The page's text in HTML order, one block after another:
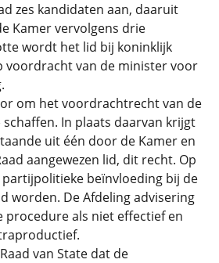
zes kandidaten aan, daaruit
Kamer vervolgens drie
wordt het lid bij koninklijk
voordracht van de minister voor
om het voordrachtrecht van de
schaffen. In plaats daarvan krijgt
uit één door de Kamer en
aangewezen lid, dit recht. Op
partijpolitieke beïnvloeding bij de
worden. De Afdeling advisering
procedure als niet effectief en
van State dat de